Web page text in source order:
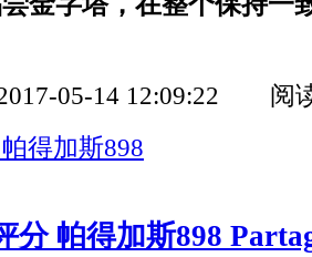
05-14 12:09:22 阅
分 帕得加斯898